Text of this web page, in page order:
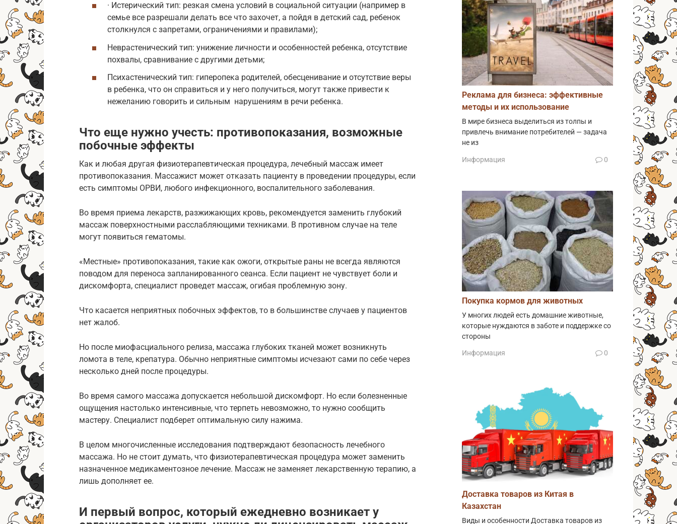
· Истерический тип: резкая смена условий в социальной ситуации (например в
семье все разрешали делать все что захочет, а пойдя в детский сад, ребенок
столкнулся с запретами, ограничениями и правилами);
Неврастенический тип: унижение личности и особенностей ребенка, отсутствие
похвалы, сравнивание с другими детьми;
Психастенический тип: гиперопека родителей, обесценивание и отсутствие веры
в ребенка, что он справиться и у него получиться, могут также привести к
нежеланию говорить и сильным нарушениям в речи ребенка.
Что еще нужно учесть: противопоказания, возможные
побочные эффекты
Как и любая другая физиотерапевтическая процедура, лечебный массаж имеет
противопоказания. Массажист может отказать пациенту в проведении процедуры, если
есть симптомы ОРВИ, любого инфекционного, воспалительного заболевания.
Во время приема лекарств, разжижающих кровь, рекомендуется заменить глубокий
массаж поверхностными расслабляющими техниками. В противном случае на теле
могут появиться гематомы.
«Местные» противопоказания, такие как ожоги, открытые раны не всегда являются
поводом для переноса запланированного сеанса. Если пациент не чувствует боли и
дискомфорта, специалист проведет массаж, огибая проблемную зону.
Что касается неприятных побочных эффектов, то в большинстве случаев у пациентов
нет жалоб.
Но после миофасциального релиза, массажа глубоких тканей может возникнуть
ломота в теле, крепатура. Обычно неприятные симптомы исчезают сами по себе через
несколько дней после процедуры.
Во время самого массажа допускается небольшой дискомфорт. Но если болезненные
ощущения настолько интенсивные, что терпеть невозможно, то нужно сообщить
мастеру. Специалист подберет оптимальную силу нажима.
В целом многочисленные исследования подтверждают безопасность лечебного
массажа. Но не стоит думать, что физиотерапевтическая процедура может заменить
назначенное медикаментозное лечение. Массаж не заменяет лекарственную терапию, а
лишь дополняет ее.
И первый вопрос, который ежедневно возникает у
Реклама для бизнеса: эффективные
методы и их использование
В мире бизнеса выделиться из толпы и
привлечь внимание потребителей — задача
не из
Информация 0
Покупка кормов для животных
У многих людей есть домашние животные,
которые нуждаются в заботе и поддержке со
стороны
Информация 0
Доставка товаров из Китая в
Казахстан
Виды и особенности Доставка товаров из